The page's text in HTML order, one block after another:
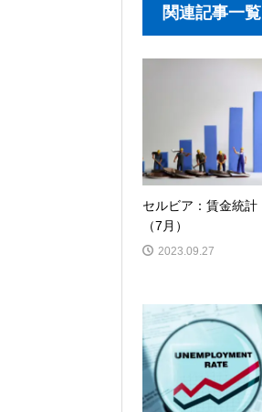
関連記事一覧
セルビア：賃金統計
（7月）
2023.09.27